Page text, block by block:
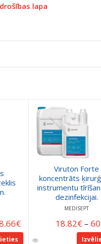
lapa
€
Viruton Forte
koncentrāts
instrumentu
dezinfekcijai.
MEDISEPT
18.82€–